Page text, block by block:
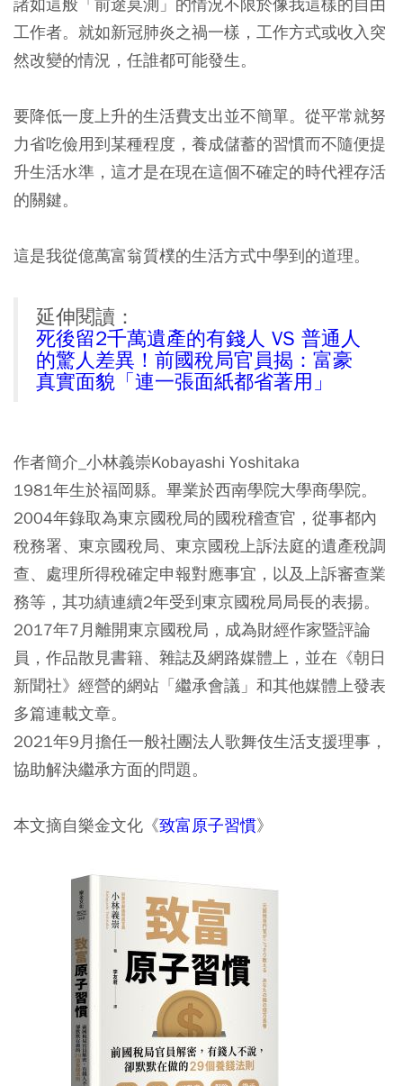
工作者。就如新冠肺炎之禍一樣，工作方式或收入突
然改變的情況，任誰都可能發生。
要降低一度上升的生活費支出並不簡單。 從平常就努
力省吃儉用到某種程度，養成儲蓄的習慣而不隨便提
升生活水準，這才是在現在這個不確定的時代裡存活
的關鍵。
這是我從億萬富翁質樸的生活方式中學到的道理。
延伸閱讀：
死後留2千萬遺產的有錢人 VS 普通人
的驚人差異！前國稅局官員揭：富豪
真實面貌「連一張面紙都省著用」
作者簡介_小林義崇Kobayashi Yoshitaka
1981年生於福岡縣。畢業於西南學院大學商學院。
2004年錄取為東京國稅局的國稅稽查官，從事都內
稅務署、東京國稅局、東京國稅上訴法庭的遺產稅調
查、處理所得稅確定申報對應事宜，以及上訴審查業
務等，其功績連續2年受到東京國稅局局長的表揚。
2017年7月離開東京國稅局，成為財經作家暨評論
員，作品散見書籍、雜誌及網路媒體上，並在《朝日
新聞社》經營的網站「繼承會議」和其他媒體上發表
多篇連載文章。
2021年9月擔任一般社團法人歌舞伎生活支援理事，
協助解決繼承方面的問題。
本文摘自樂金文化《致富原子習慣》